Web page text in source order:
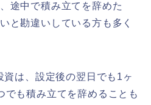
途中で積み立てを辞めた
と勘違いしている方も多く
は、設定後の翌日でも1ヶ
でも積み立てを辞めることも